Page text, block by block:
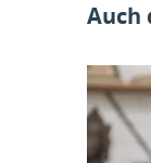
Auch